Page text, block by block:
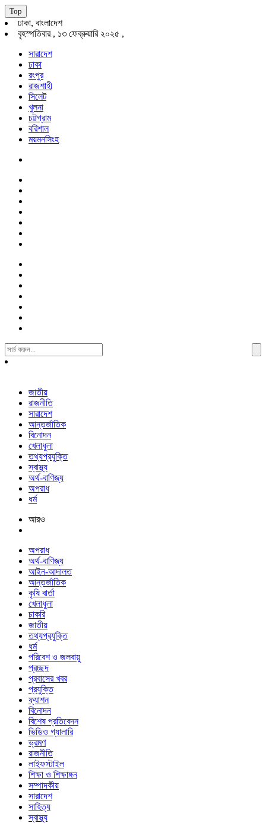
Top
ঢাকা, বাংলাদেশ
বৃহস্পতিবার , ১৩ ফেব্রুয়ারি ২০২৫ ,
সারাদেশ
ঢাকা
রংপুর
রাজশাহী
সিলেট
খুলনা
চট্টগ্রাম
বরিশাল
ময়মনসিংহ
Search
For:
জাতীয়
রাজনীতি
সারাদেশ
আন্তর্জাতিক
বিনোদন
খেলাধুলা
তথ্যপ্রযুক্তি
স্বাস্থ্য
অর্থ-বাণিজ্য
অপরাধ
ধর্ম
আরও
অপরাধ
অর্থ-বাণিজ্য
আইন-আদালত
আন্তর্জাতিক
কৃষি বার্তা
খেলাধুলা
চাকরি
জাতীয়
তথ্যপ্রযুক্তি
ধর্ম
পরিবেশ ও জলবায়ু
প্রচ্ছদ
প্রবাসের খবর
প্রযুক্তি
ফ্যাশন
বিনোদন
বিশেষ প্রতিবেদন
ভিডিও গ্যালারি
ভ্রমণ
রাজনীতি
লাইফস্টাইল
শিক্ষা ও শিক্ষাঙ্গন
সম্পাদকীয়
সারাদেশ
সাহিত্য
স্বাস্থ্য